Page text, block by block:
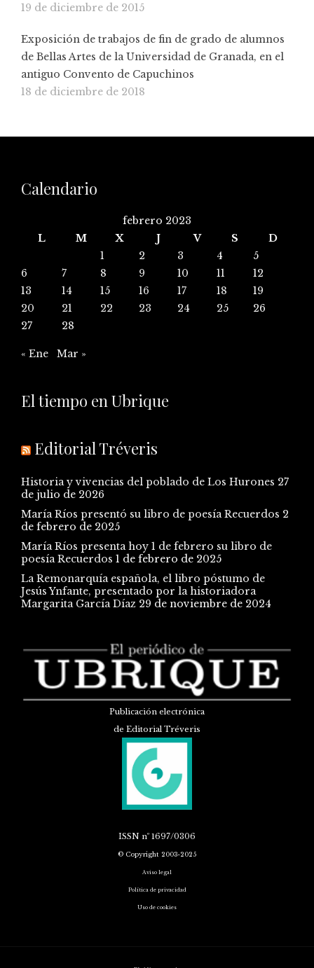
19 de diciembre de 2015
Exposición de trabajos de fin de grado de alumnos
de Bellas Artes de la Universidad de Granada, en el
antiguo Convento de Capuchinos
18 de diciembre de 2018
Calendario
febrero 2023
L
M X J V S
D
1
2 3 4
5
6
7 8 9 10 11
12
13
14 15 16 17 18
19
20
21 22 23 24 25
26
27
28
« Ene Mar »
El tiempo en Ubrique
Editorial Tréveris
Historia y vivencias del poblado de Los Hurones 27
de julio de 2026
María Ríos presentó su libro de poesía Recuerdos 2
de febrero de 2025
María Ríos presenta hoy 1 de febrero su libro de
poesía Recuerdos 1 de febrero de 2025
La Remonarquía española, el libro póstumo de
Jesús Ynfante, presentado por la historiadora
Margarita García Díaz 29 de noviembre de 2024
Publicación electrónica
de Editorial Tréveris
ISSN nº 1697/0306
© Copyright 2003-2025
Aviso legal
Política de privacidad
Uso de cookies